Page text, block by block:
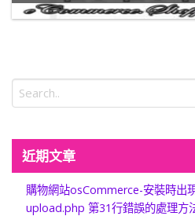
近期文章
購物網站osCommerce-安裝時出
upload.php 第31行錯誤的處理方